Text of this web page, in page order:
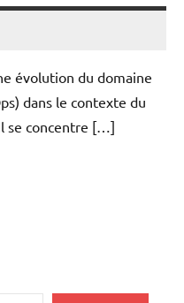
évolution du domaine
dans le contexte du
se concentre […]